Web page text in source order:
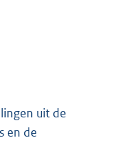
uit de
en de